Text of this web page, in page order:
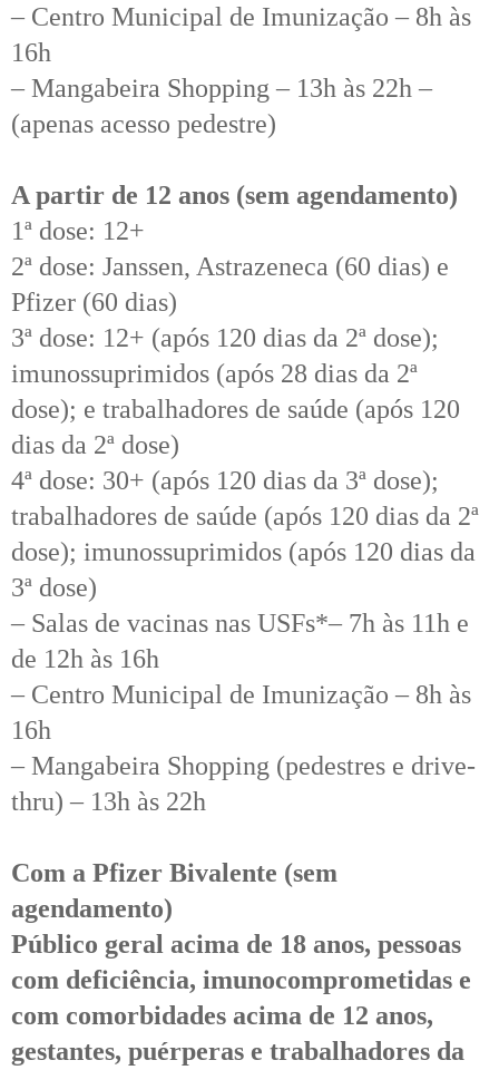
– Centro Municipal de Imunização – 8h às
16h
– Mangabeira Shopping – 13h às 22h –
(apenas acesso pedestre)
A partir de 12 anos (sem agendamento)
1ª dose: 12+
2ª dose: Janssen, Astrazeneca (60 dias) e
Pfizer (60 dias)
3ª dose: 12+ (após 120 dias da 2ª dose);
imunossuprimidos (após 28 dias da 2ª
dose); e trabalhadores de saúde (após 120
dias da 2ª dose)
4ª dose: 30+ (após 120 dias da 3ª dose);
trabalhadores de saúde (após 120 dias da 2ª
dose); imunossuprimidos (após 120 dias da
3ª dose)
– Salas de vacinas nas USFs*– 7h às 11h e
de 12h às 16h
– Centro Municipal de Imunização – 8h às
16h
– Mangabeira Shopping (pedestres e drive-
thru) – 13h às 22h
Com a Pfizer Bivalente (sem
agendamento)
Público geral acima de 18 anos, pessoas
com deficiência, imunocomprometidas e
com comorbidades acima de 12 anos,
gestantes, puérperas e trabalhadores da